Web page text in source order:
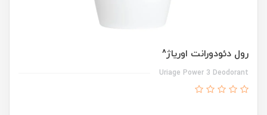
رول دئودورانت اوریاژ^
Uriage Power 3 Deodorant